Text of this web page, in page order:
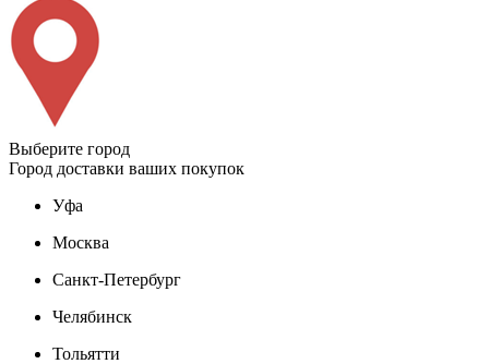
Выберите город
Город доставки ваших покупок
Уфа
Москва
Санкт-Петербург
Челябинск
Тольятти